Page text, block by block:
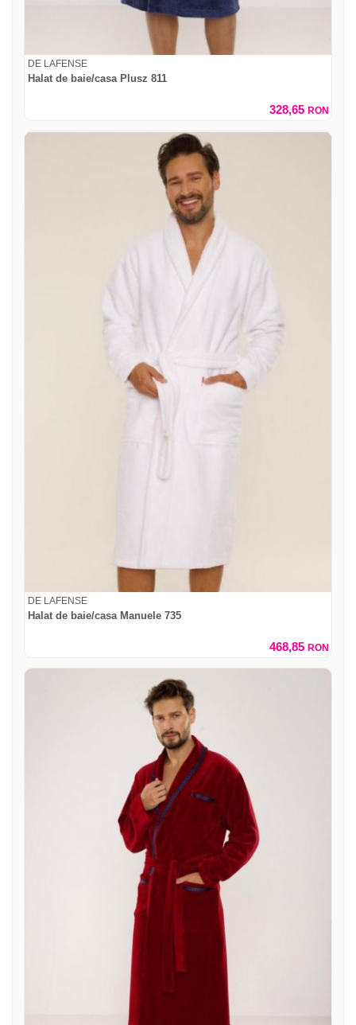
DE LAFENSE
Halat de baie/casa Plusz 811
328,65 RON
DE LAFENSE
Halat de baie/casa Manuele 735
468,85 RON